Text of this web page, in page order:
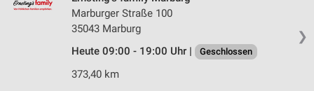
❯
Marburger Straße 100
35043 Marburg
Heute 09:00 - 19:00 Uhr |
Geschlossen
373,40 km